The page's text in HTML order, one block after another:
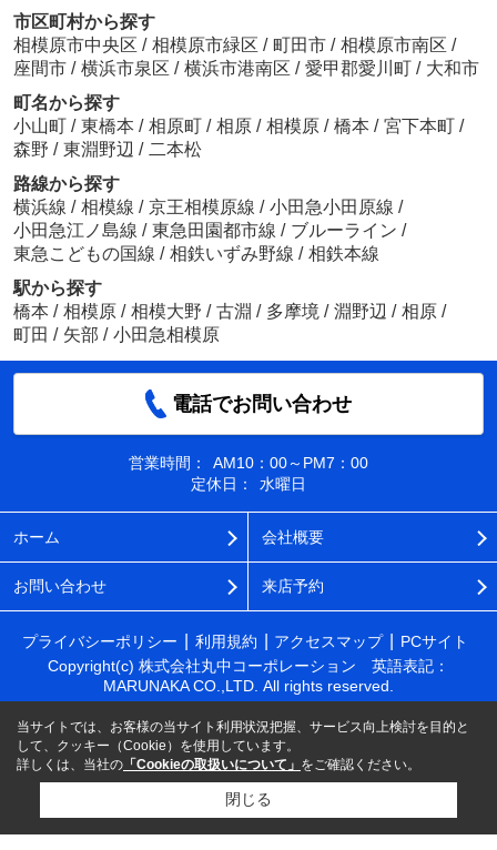
市区町村から探す
相模原市中央区 / 相模原市緑区 / 町田市 / 相模原市南区 /
座間市 / 横浜市泉区 / 横浜市港南区 / 愛甲郡愛川町 / 大和市
町名から探す
小山町 / 東橋本 / 相原町 / 相原 / 相模原 / 橋本 / 宮下本町 /
森野 / 東淵野辺 / 二本松
路線から探す
横浜線 / 相模線 / 京王相模原線 / 小田急小田原線 /
小田急江ノ島線 / 東急田園都市線 / ブルーライン /
東急こどもの国線 / 相鉄いずみ野線 / 相鉄本線
駅から探す
橋本 / 相模原 / 相模大野 / 古淵 / 多摩境 / 淵野辺 / 相原 /
町田 / 矢部 / 小田急相模原
電話でお問い合わせ
営業時間：
AM10：00～PM7：00
定休日：
水曜日
ホーム 会社概要
お問い合わせ 来店予約
プライバシーポリシー 利用規約 アクセスマップ
PCサイト
Copyright(c) 株式会社丸中コーポレーション 英語表記：
MARUNAKA CO.,LTD. All rights reserved.
当サイトでは、お客様の当サイト利用状況把握、サービス向上検討を目的と
して、クッキー（Cookie）を使用しています。
詳しくは、当社の 「Cookieの取扱いについて」 をご確認ください。
閉じる